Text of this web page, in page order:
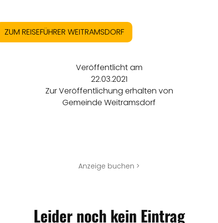
ZUM REISEFÜHRER WEITRAMSDORF
Veröffentlicht am
22.03.2021
Zur Veröffentlichung erhalten von
Gemeinde Weitramsdorf
Anzeige buchen >
Leider noch kein Eintrag